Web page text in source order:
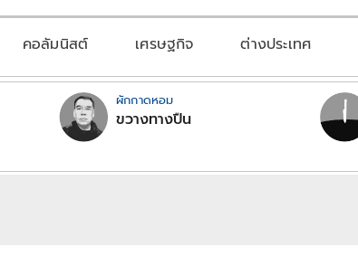
คอลัมนิสต์ เศรษฐกิจ ต่างประเทศ
ผักกาดหอม
ขวางทางปืน